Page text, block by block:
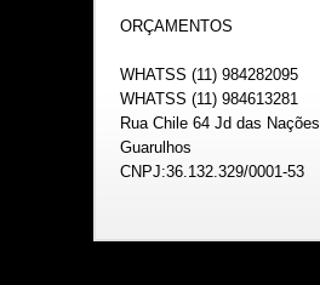
ORÇAMENTOS
WHATSS (11) 984282095
WHATSS (11) 984613281
Rua Chile 64 Jd das Nações
Guarulhos
CNPJ:36.132.329/0001-53